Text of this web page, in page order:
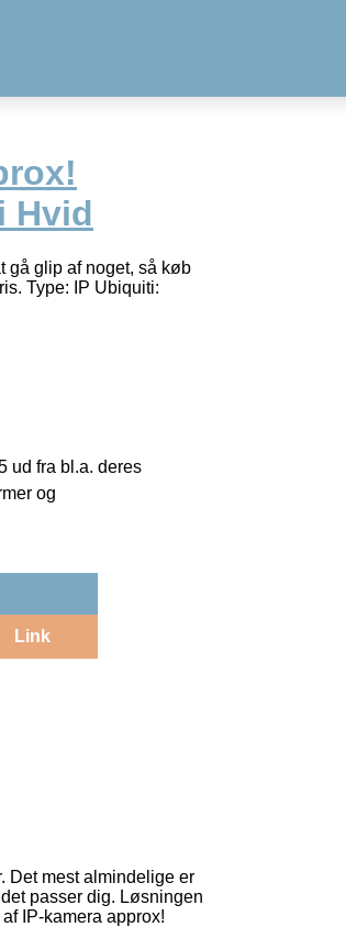
Hvid
gå glip af noget, så køb
Type: IP Ubiquiti:
ud fra bl.a. deres
og
Link
Det mest almindelige er
passer dig. Løsningen
IP-kamera approx!